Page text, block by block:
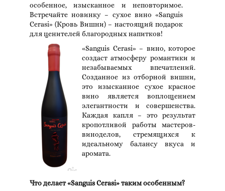
особенное, изысканное и неповторимое.
Встречайте новинку – сухое вино «Sanguis
Cerasi» (Кровь Вишни) – настоящий подарок
для ценителей благородных напитков!
«Sanguis Cerasi» – вино, которое
создаст атмосферу романтики и
незабываемых впечатлений.
Созданное из отборной вишни,
это изысканное сухое красное
вино является воплощением
элегантности и совершенства.
Каждая капля – это результат
кропотливой работы мастеров-
виноделов, стремящихся к
идеальному балансу вкуса и
аромата.
Что делает «Sanguis Cerasi» таким особенным?